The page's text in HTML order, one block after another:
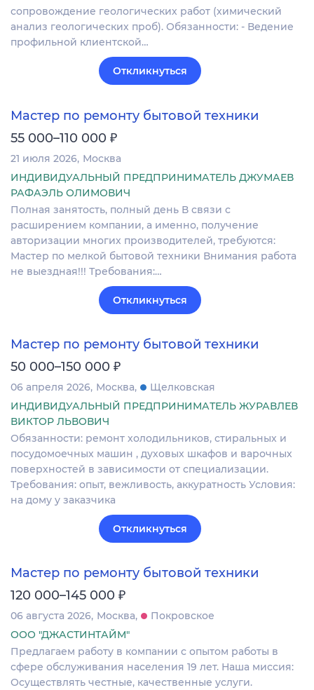
сопровождение геологических работ (химический
анализ геологических проб). Обязанности: - Ведение
профильной клиентской…
Откликнуться
Мастер по ремонту бытовой техники
55 000–110 000 ₽
21 июля 2026 Москва
ИНДИВИДУАЛЬНЫЙ ПРЕДПРИНИМАТЕЛЬ ДЖУМАЕВ
РАФАЭЛЬ ОЛИМОВИЧ
Полная занятость, полный день В связи с
расширением компании, а именно, получение
авторизации многих производителей, требуются:
Мастер по мелкой бытовой техники Внимания работа
не выездная!!! Требования:…
Откликнуться
Мастер по ремонту бытовой техники
50 000–150 000 ₽
06 апреля 2026 Москва
Щелковская
ИНДИВИДУАЛЬНЫЙ ПРЕДПРИНИМАТЕЛЬ ЖУРАВЛЕВ
ВИКТОР ЛЬВОВИЧ
Обязанности: ремонт холодильников, стиральных и
посудомоечных машин , духовых шкафов и варочных
поверхностей в зависимости от специализации.
Требования: опыт, вежливость, аккуратность Условия:
на дому у заказчика
Откликнуться
Мастер по ремонту бытовой техники
120 000–145 000 ₽
06 августа 2026 Москва
Покровское
ООО "ДЖАСТИНТАЙМ"
Предлагаем работу в компании с опытом работы в
сфере обслуживания населения 19 лет. Наша миссия:
Осуществлять честные, качественные услуги.